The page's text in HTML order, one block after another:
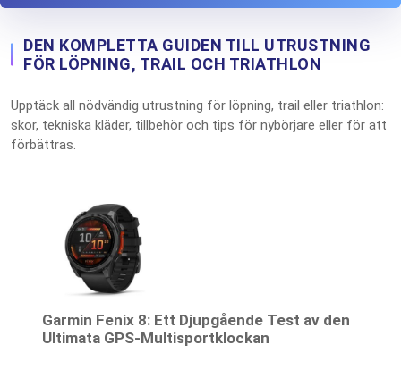
DEN KOMPLETTA GUIDEN TILL UTRUSTNING
FÖR LÖPNING, TRAIL OCH TRIATHLON
Upptäck all nödvändig utrustning för löpning, trail eller triathlon:
skor, tekniska kläder, tillbehör och tips för nybörjare eller för att
förbättras.
Garmin Fenix 8: Ett Djupgående Test av den
Ultimata GPS-Multisportklockan